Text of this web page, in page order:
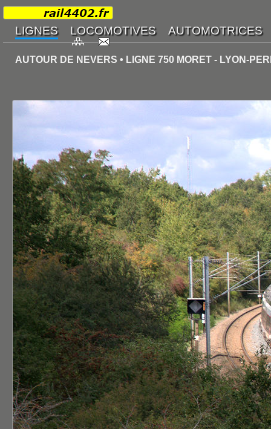
AUTOUR DE NEVERS • LIGNE 750 MORET - LYON-